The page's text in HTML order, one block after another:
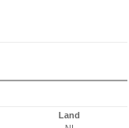
Land